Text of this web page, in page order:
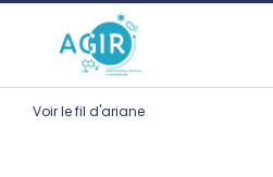
Aller à l’entête de page
Aller au menu principale
Aller au contenu principal
Aller à la recherche
Passer aux cookies
Aller au pied de page
Voir le fil d'ariane